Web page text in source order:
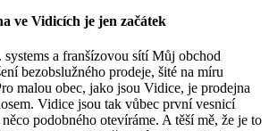
ve Vidicích je jen začátek
systems a franšízovou sítí Můj obchod
bezobslužného prodeje, šité na míru
malou obec, jako jsou Vidice, je prodejna
Vidice jsou tak vůbec první vesnicí
podobného otevíráme. A těší mě, že je to